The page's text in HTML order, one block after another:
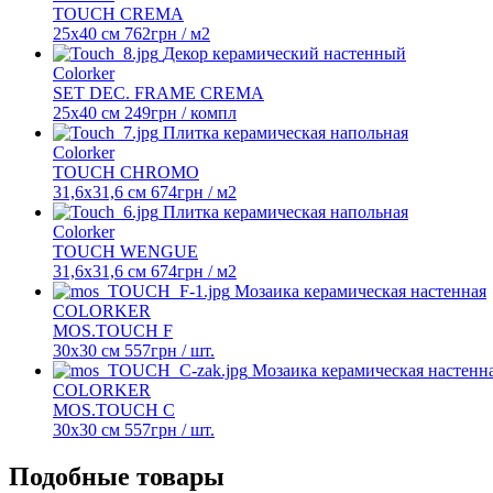
TOUCH CREMA
25x40 см 762грн / м2
Декор керамический настенный
Colorker
SET DEC. FRAME CREMA
25x40 см 249грн / компл
Плитка керамическая напольная
Colorker
TOUCH CHROMO
31,6x31,6 см 674грн / м2
Плитка керамическая напольная
Colorker
TOUCH WENGUE
31,6x31,6 см 674грн / м2
Мозаика керамическая настенная
COLORKER
MOS.TOUCH F
30х30 см 557грн / шт.
Мозаика керамическая
COLORKER
MOS.TOUCH C
30х30 см 557грн / шт.
Подобные товары